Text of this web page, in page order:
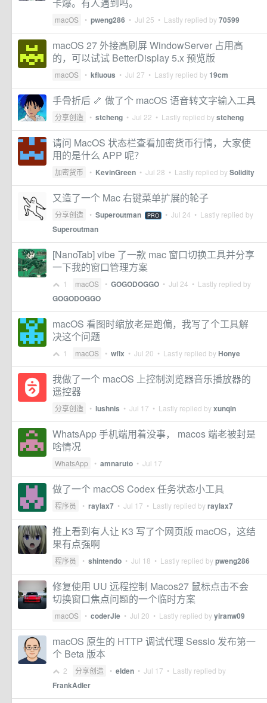
macOS • pweng286 • Jul 25 • Lastly replied by70599
macOS 27 外接高刷屏 WindowServer 占用高
的，可以试试 BetterDisplay 5.x 预览版
macOS • kfluous • Jul 27 • Lastly replied by19cm
手骨折后 🦴 做了个 macOS 语音转文字输入工具
分享创造 • stcheng • Jul 22 • Lastly replied bystcheng
请问 MacOS 状态栏查看加密货币行情，大家使
用的是什么 APP 呢？
加密货币 • KevinGreen • Jul 28 • Lastly replied bySolidity
又造了一个 Mac 右键菜单扩展的轮子
分享创造 • Superoutman PRO • Jul 24 • Lastly replied by
Superoutman
[NanoTab] vibe 了一款 mac 窗口切换工具并分享
一下我的窗口管理方案
1 macOS • GOGODOGGO • Jul 24 • Lastly replied by
GOGODOGGO
macOS 看图时缩放老是跑偏，我写了个工具解
决这个问题
1 macOS • wflx • Jul 20 • Lastly replied byHonye
我做了一个 macOS 上控制浏览器音乐播放器的
遥控器
分享创造 • lushnis • Jul 17 • Lastly replied byxunqin
WhatsApp 手机端用着没事， macos 端老被封是
啥情况
WhatsApp • amnaruto • Jul 17
做了一个 macOS Codex 任务状态小工具
程序员 • raylax7 • Jul 17 • Lastly replied byraylax7
推上看到有人让 K3 写了个网页版 macOS，这结
果有点强啊
程序员 • shintendo • Jul 18 • Lastly replied bypweng286
修复使用 UU 远程控制 Macos27 鼠标点击不会
切换窗口焦点问题的一个临时方案
macOS • coderJie • Jul 20 • Lastly replied byyiranw09
macOS 原生的 HTTP 调试代理 Sessio 发布第一
个 Beta 版本
2 分享创造 • elden • Jul 17 • Lastly replied by
FrankAdler